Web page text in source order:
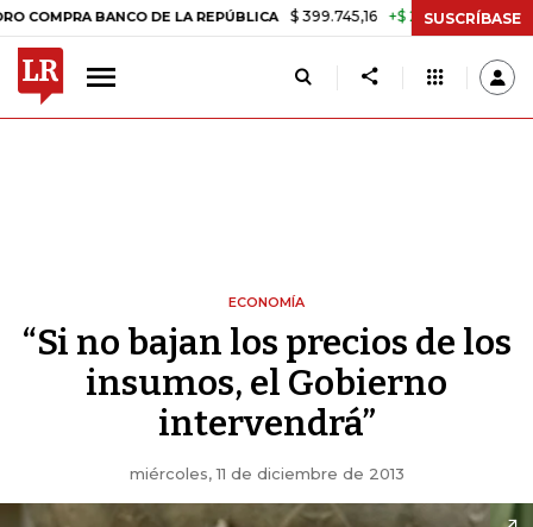
BANCO DE LA REPÚBLICA $ 399.745,16 +$ 2.295,71 +0,58%
SUSCRÍBASE
ECONOMÍA
“Si no bajan los precios de los
insumos, el Gobierno
intervendrá”
miércoles, 11 de diciembre de 2013